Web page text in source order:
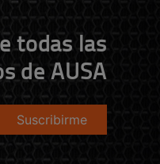
todas las
de AUSA
Suscribirme